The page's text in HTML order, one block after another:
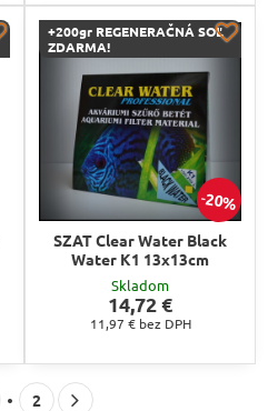
20%
+200gr REGENERAČNÁ SOĽ
ZDARMA!
SZAT Clear Water Black
Water K1 13x13cm
Skladom
14,72 €
11,97 € bez DPH
2